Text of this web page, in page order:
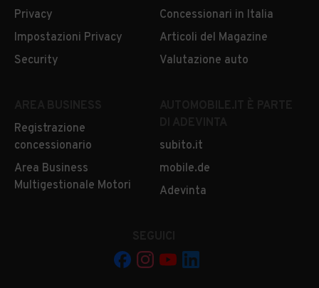
Privacy
Impostazioni Privacy
Security
Concessionari in Italia
Articoli del Magazine
Valutazione auto
Registrazione
concessionario
Area Business
Multigestionale Motori
subito.it
mobile.de
Adevinta